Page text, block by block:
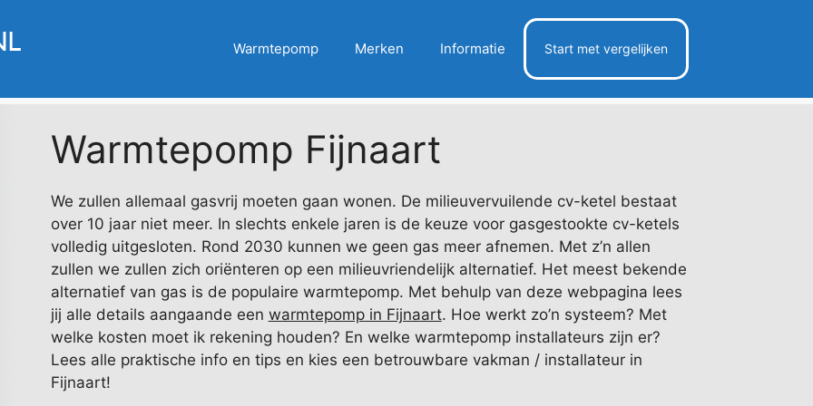
Warmtepomp Merken Informatie Start met vergelijken
Warmtepomp Fijnaart
We zullen allemaal gasvrij moeten gaan wonen. De milieuvervuilende cv-ketel bestaat
over 10 jaar niet meer. In slechts enkele jaren is de keuze voor gasgestookte cv-ketels
volledig uitgesloten. Rond 2030 kunnen we geen gas meer afnemen. Met z’n allen
zullen we zullen zich oriënteren op een milieuvriendelijk alternatief. Het meest bekende
alternatief van gas is de populaire warmtepomp. Met behulp van deze webpagina lees
jij alle details aangaande een warmtepomp in Fijnaart. Hoe werkt zo’n systeem? Met
welke kosten moet ik rekening houden? En welke warmtepomp installateurs zijn er?
Lees alle praktische info en tips en kies een betrouwbare vakman / installateur in
Fijnaart!